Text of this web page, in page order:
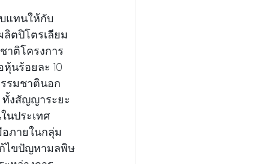
แทนให้กับ
ตปิโตรเลียม
าติโครงการ
นร้อยละ 10
รมชาตินอก
ทั้งสัญญาระยะ
นประเทศ
อภายในกลุ่ม
ไขปัญหามลพิษ